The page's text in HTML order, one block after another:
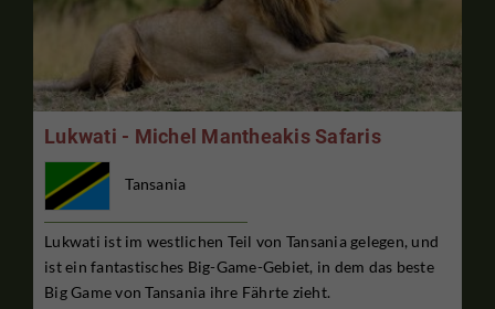
Lukwati - Michel Mantheakis Safaris
Tansania
Lukwati ist im westlichen Teil von Tansania gelegen, und
ist ein fantastisches Big-Game-Gebiet, in dem das beste
Big Game von Tansania ihre Fährte zieht.